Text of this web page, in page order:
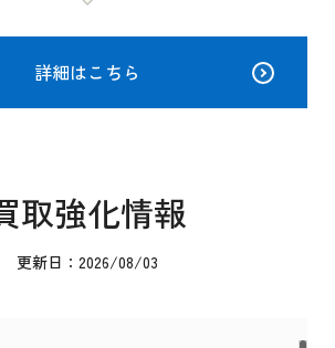
詳細はこちら
取強化情報
更新日：2026/08/03